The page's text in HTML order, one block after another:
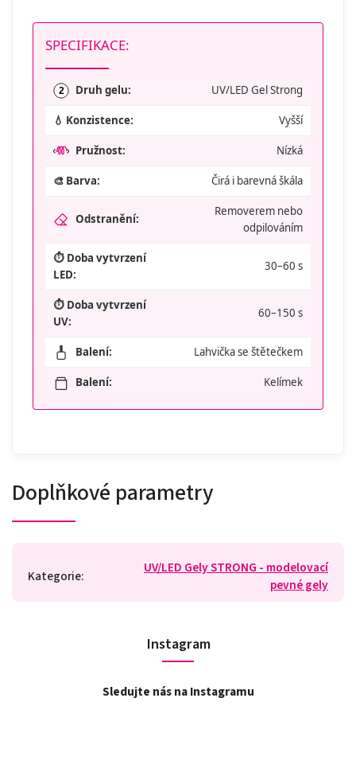
SPECIFIKACE:
2 Druh gelu: UV/LED Gel Strong
💧 Konzistence: Vyšší
Pružnost: Nízká
🎨 Barva: Čirá i barevná škála
Odstranění:
Removerem nebo
odpilováním
⏱️ Doba vytvrzení
LED:
30–60 s
⏱️ Doba vytvrzení
UV:
60–150 s
Balení: Lahvička se štětečkem
Balení: Kelímek
Doplňkové parametry
Kategorie:
UV/LED Gely STRONG - modelovací
pevné gely
Instagram
Sledujte nás na Instagramu